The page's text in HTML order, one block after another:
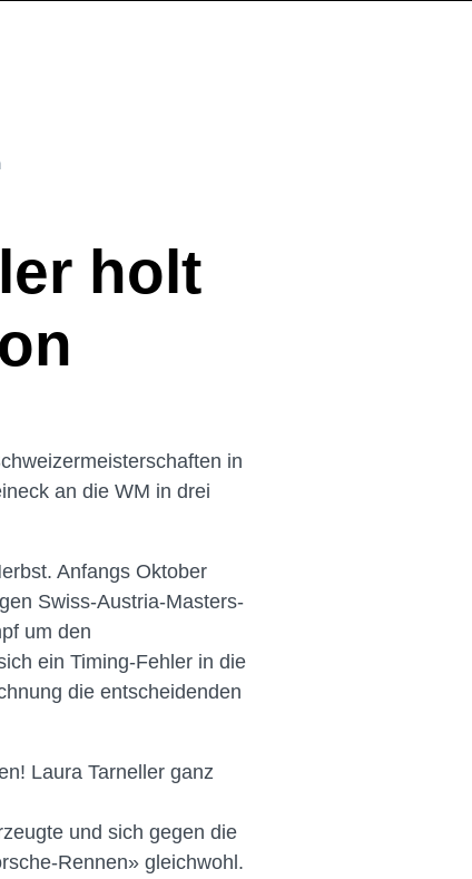
holt
in
an die WM in drei
Anfangs Oktober
Swiss-Austria-Masters-
um den
ein Timing-Fehler in die
die entscheidenden
Laura Tarneller ganz
und sich gegen die
Rennen» gleichwohl.